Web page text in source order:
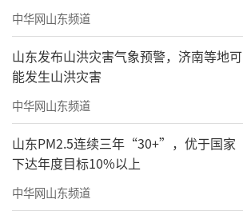
中华网山东频道
山东发布山洪灾害气象预警，济南等地可
能发生山洪灾害
中华网山东频道
山东PM2.5连续三年“30+”，优于国家
下达年度目标10%以上
中华网山东频道